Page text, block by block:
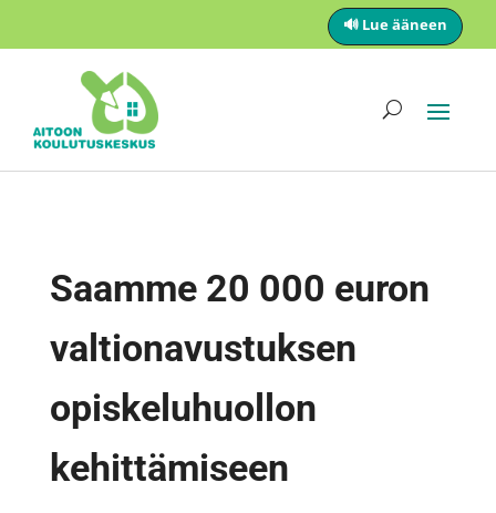
Saamme 20 000 euron
valtionavustuksen
opiskeluhuollon
kehittämiseen
🔊 Lue ääneen